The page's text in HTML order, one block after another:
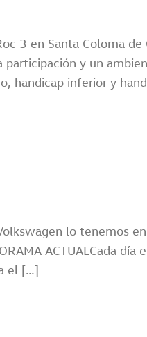
3 en Santa Coloma de
participación y un
handicap inferior y
lo tenemos
ACTUALCada día
el […]